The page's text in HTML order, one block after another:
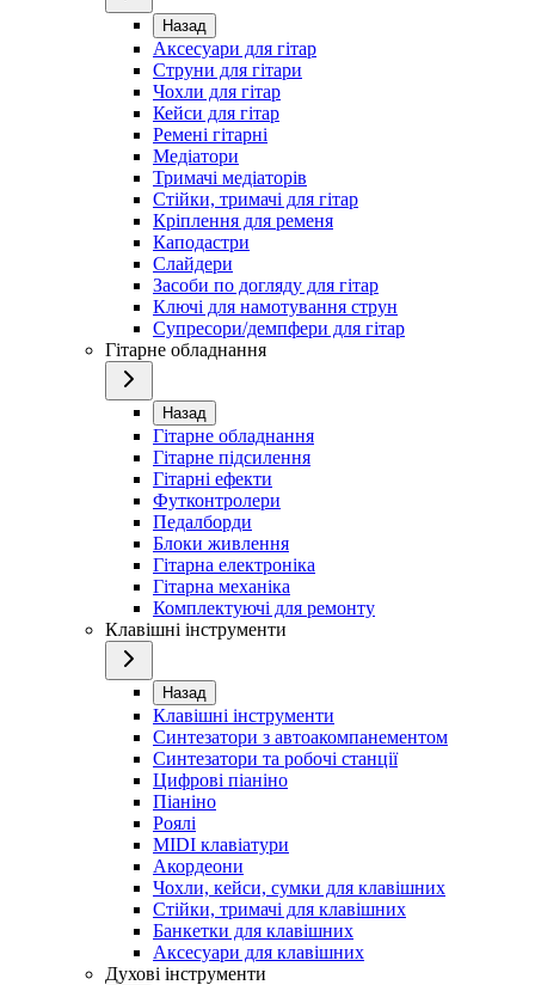
Назад
Аксесуари для гітар
Струни для гітари
Чохли для гітар
Кейси для гітар
Ремені гітарні
Медіатори
Тримачі медіаторів
Стійки, тримачі для гітар
Кріплення для ременя
Каподастри
Слайдери
Засоби по догляду для гітар
Ключі для намотування струн
Супресори/демпфери для гітар
Гітарне обладнання
Назад
Гітарне обладнання
Гітарне підсилення
Гітарні ефекти
Футконтролери
Педалборди
Блоки живлення
Гітарна електроніка
Гітарна механіка
Комплектуючі для ремонту
Клавішні інструменти
Назад
Клавішні інструменти
Синтезатори з автоакомпанементом
Синтезатори та робочі станції
Цифрові піаніно
Піаніно
Роялі
MIDI клавіатури
Акордеони
Чохли, кейси, сумки для клавішних
Стійки, тримачі для клавішних
Банкетки для клавішних
Аксесуари для клавішних
Духові інструменти